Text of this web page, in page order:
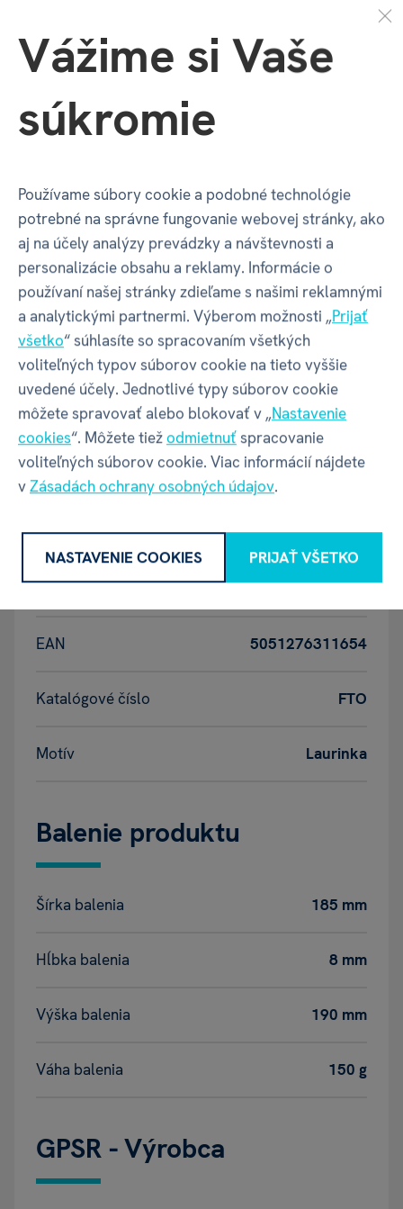
pôvod
alebo krátky veselý profil, ktorý dodáva
darčeku jedinečný charakter.
Vďakaodnímateľnej zadnej strane
vkladá apraktická opierkaumožňuje rámik postaviť
toho, aby zaberal príliš veľa miesta. Fotorámček
nemožno zavesiť na stenu.
Detský fotorámik s menomje skvelou voľbou
nanarodeniny, meniny, Vianocealebo ako osobný
darček pre malého oslávenca.
Fotorámik je vhodný na fotografie s rozmermi 8,5 x 11
cm.
ALBI DETSKÉ FOTORÁMČEKY S MENOM
Kód produktu 27925
EAN 5051276311654
Katalógové číslo FTO
Motív Laurinka
Balenie produktu
Šírka balenia 185 mm
Hĺbka balenia 8 mm
Výška balenia 190 mm
Váha balenia 150 g
GPSR - Výrobca
Vážime si Vaše
súkromie
Používame súbory cookie a podobné technológie
potrebné na správne fungovanie webovej stránky, ako
aj na účely analýzy prevádzky a návštevnosti a
personalizácie obsahu a reklamy. Informácie o
používaní našej stránky zdieľame s našimi reklamnými
a analytickými partnermi. Výberom možnosti „Prijať
všetko“ súhlasíte so spracovaním všetkých
voliteľných typov súborov cookie na tieto vyššie
uvedené účely. Jednotlivé typy súborov cookie
môžete spravovať alebo blokovať v „Nastavenie
cookies“. Môžete tiežodmietnuťspracovanie
voliteľných súborov cookie. Viac informácií nájdete
vZásadách ochrany osobných údajov.
NASTAVENIE COOKIES PRIJAŤ VŠETKO